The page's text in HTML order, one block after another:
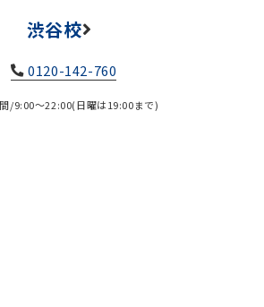
渋谷校
0120-142-760
/9:00～22:00(日曜は19:00まで)